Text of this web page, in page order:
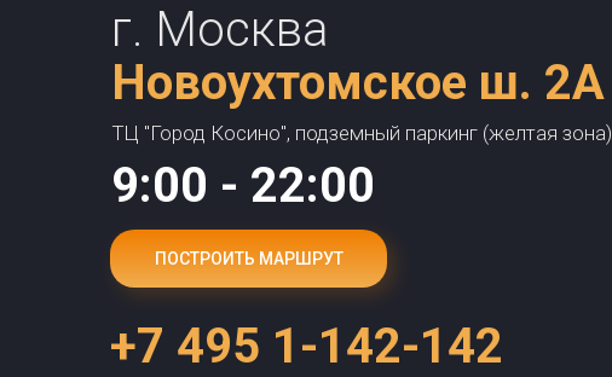
г. Москва
Новоухтомское ш. 2А
ПОСТРОИТЬ МАРШРУТ
ТЦ "Город Косино", подземный паркинг (желтая зона)
+7 495 1-142-142
9:00 - 22:00